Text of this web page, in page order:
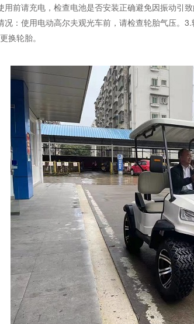
用前请充电，检查电池是否安装正确避免因振动引
况：使用电动高尔夫观光车前，请检查轮胎气压。
换轮胎。